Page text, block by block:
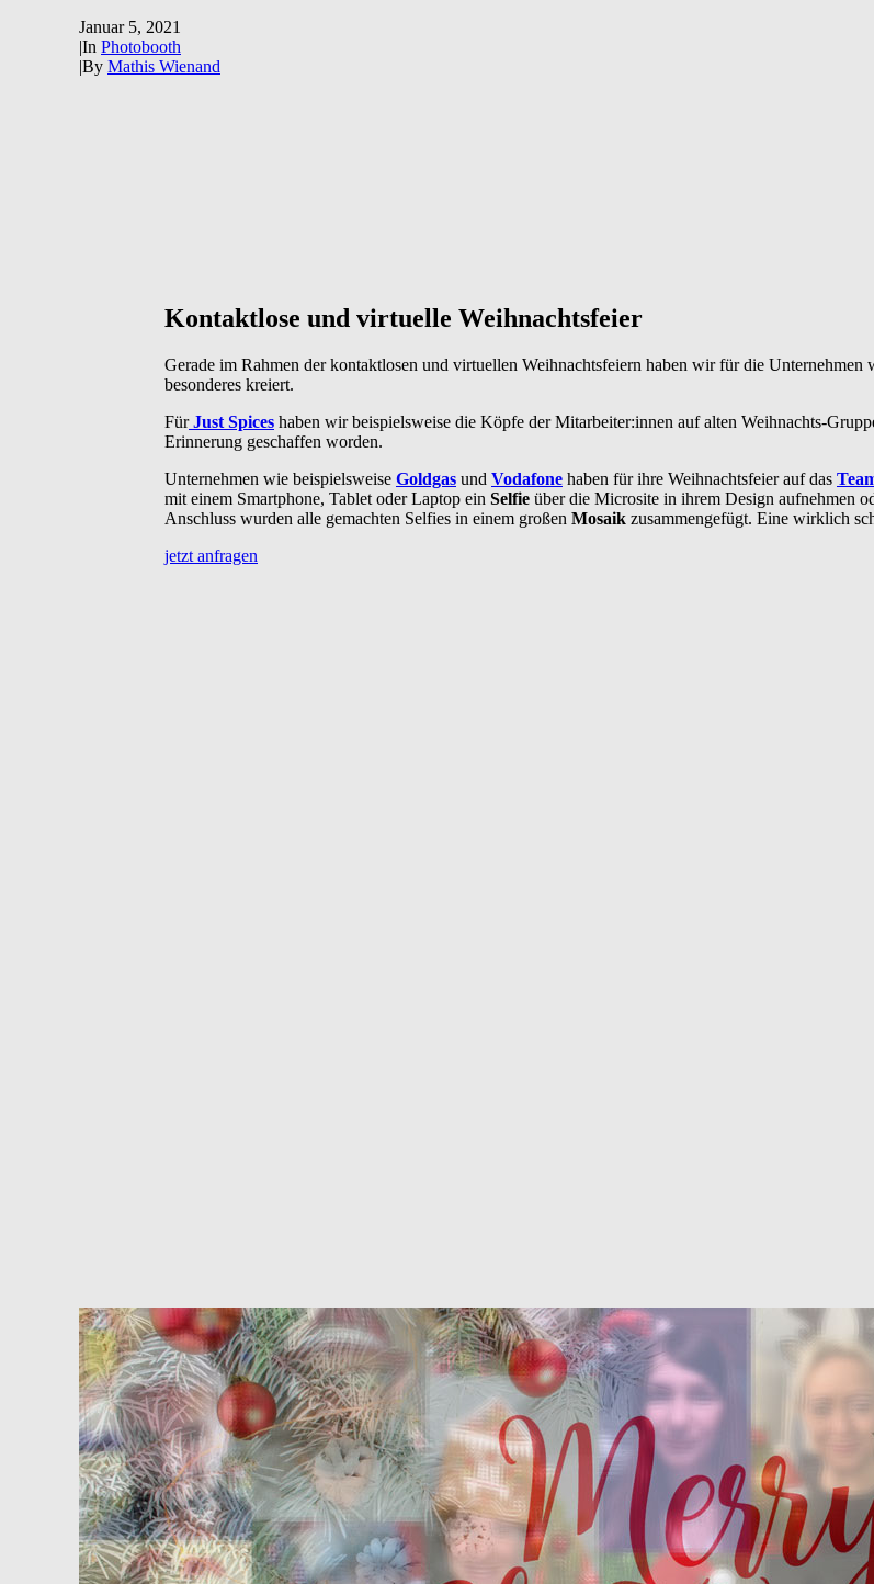
Januar 5, 2021
|In Photobooth
|By Mathis Wienand
Kontaktlose und virtuelle Weihnachtsfeier
Gerade im Rahmen der kontaktlosen und virtuellen Weihnachtsfeiern haben wir für die Unternehmen
besonderes kreiert.
FürJust Spices haben wir beispielsweise die Köpfe der Mitarbeiter:innen auf alten Weihnachts-
Erinnerung geschaffen worden.
Unternehmen wie beispielsweise Goldgas und Vodafone haben für ihre Weihnachtsfeier auf das
mit einem Smartphone, Tablet oder Laptop ein Selfie über die Microsite in ihrem Design aufnehmen
Anschluss wurden alle gemachten Selfies in einem großen Mosaik zusammengefügt. Eine wirklich
jetzt anfragen